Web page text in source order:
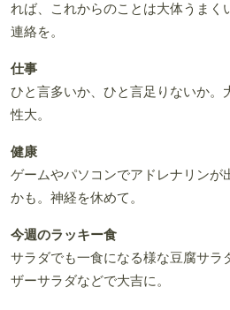
れば、これからのことは大体うまく
連絡を。
仕事
ひと言多いか、ひと言足りないか。
性大。
健康
ゲームやパソコンでアドレナリンが
かも。神経を休めて。
今週のラッキー食
サラダでも一食になる様な豆腐サラ
ザーサラダなどで大吉に。